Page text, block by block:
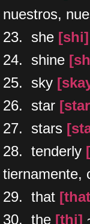
nuestros,
23. she [shi]
24. shine
25. sky
26. star
27. stars
28. tenderly
tiernamente,
29. that
30. the [thi]